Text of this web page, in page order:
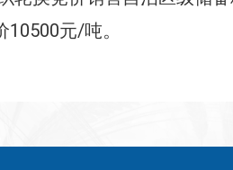
10500元/吨。